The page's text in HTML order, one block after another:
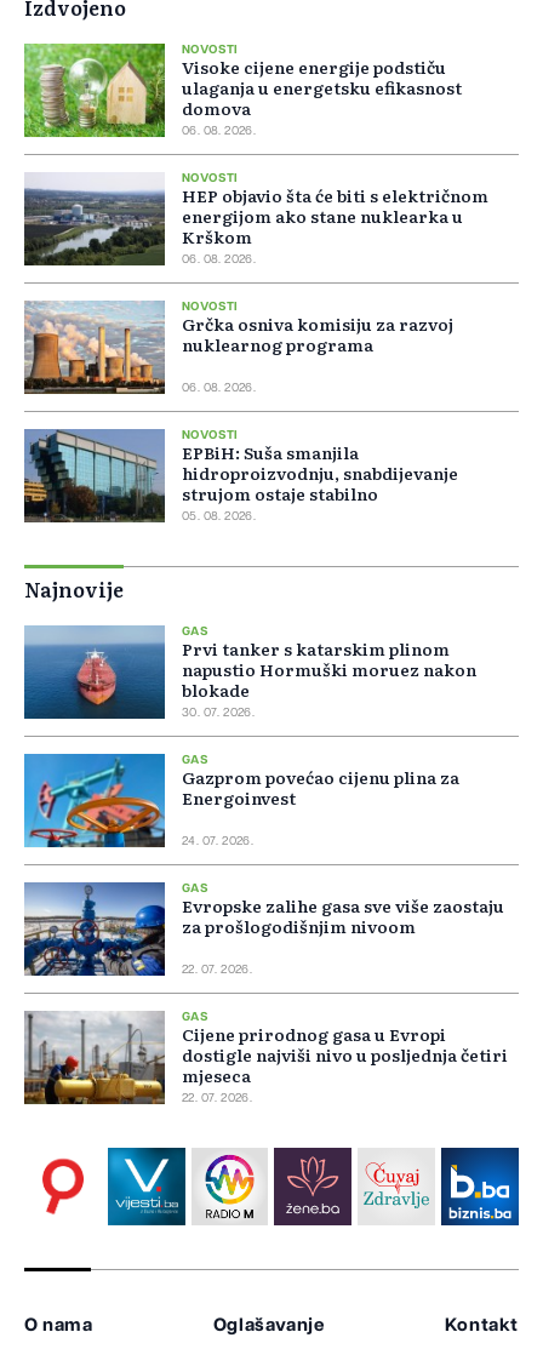
Izdvojeno
NOVOSTI
Visoke cijene energije podstiču
ulaganja u energetsku efikasnost
domova
06. 08. 2026.
NOVOSTI
HEP objavio šta će biti s električnom
energijom ako stane nuklearka u
Krškom
06. 08. 2026.
NOVOSTI
Grčka osniva komisiju za razvoj
nuklearnog programa
06. 08. 2026.
NOVOSTI
EPBiH: Suša smanjila
hidroproizvodnju, snabdijevanje
strujom ostaje stabilno
05. 08. 2026.
Najnovije
GAS
Prvi tanker s katarskim plinom
napustio Hormuški moruez nakon
blokade
30. 07. 2026.
GAS
Gazprom povećao cijenu plina za
Energoinvest
24. 07. 2026.
GAS
Evropske zalihe gasa sve više zaostaju
za prošlogodišnjim nivoom
22. 07. 2026.
GAS
Cijene prirodnog gasa u Evropi
dostigle najviši nivo u posljednja četiri
mjeseca
22. 07. 2026.
O nama Oglašavanje Kontakt